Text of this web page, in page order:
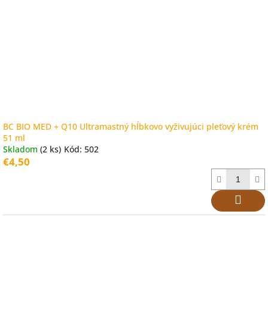
BC BIO MED + Q10 Ultramastný hĺbkovo vyživujúci pleťový krém
51 ml
Skladom (2 ks) Kód: 502
€4,50